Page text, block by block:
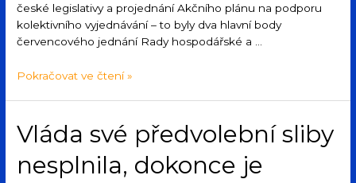
české legislativy a projednání Akčního plánu na podporu
kolektivního vyjednávání – to byly dva hlavní body
červencového jednání Rady hospodářské a …
Pokračovat ve čtení »
Vláda své předvolební sliby
nesplnila, dokonce je